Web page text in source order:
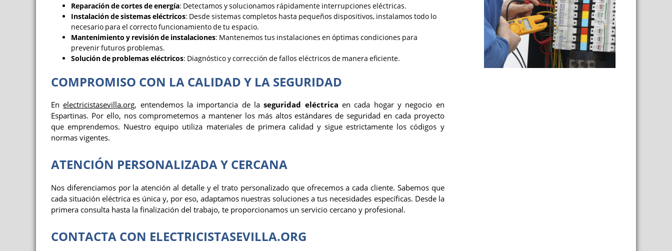
Reparación de cortes de energía: Detectamos y solucionamos rápidamente interrupciones eléctricas.
Instalación de sistemas eléctricos: Desde sistemas completos hasta pequeños dispositivos, instalamos todo lo
necesario para el correcto funcionamiento de tu espacio.
Mantenimiento y revisión de instalaciones: Mantenemos tus instalaciones en óptimas condiciones para
prevenir futuros problemas.
Solución de problemas eléctricos: Diagnóstico y corrección de fallos eléctricos de manera eficiente.
COMPROMISO CON LA CALIDAD Y LA SEGURIDAD
Enelectricistasevilla.org, entendemos la importancia de laseguridad eléctrica en cada hogar y negocio en
Espartinas. Por ello, nos comprometemos a mantener los más altos estándares de seguridad en cada proyecto
que emprendemos. Nuestro equipo utiliza materiales de primera calidad y sigue estrictamente los códigos y
normas vigentes.
ATENCIÓN PERSONALIZADA Y CERCANA
Nos diferenciamos por la atención al detalle y el trato personalizado que ofrecemos a cada cliente. Sabemos que
cada situación eléctrica es única y, por eso, adaptamos nuestras soluciones a tus necesidades específicas. Desde la
primera consulta hasta la finalización del trabajo, te proporcionamos un servicio cercano y profesional.
CONTACTA CON ELECTRICISTASEVILLA.ORG